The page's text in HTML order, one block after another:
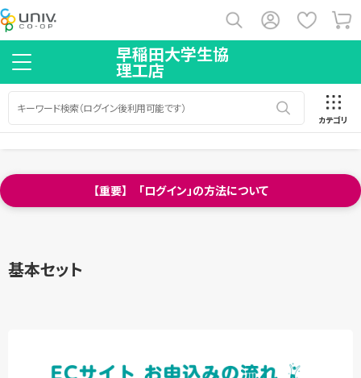
早稲田大学生協
理工店
カテゴリ
【重要】 「ログイン」の方法について
基本セット